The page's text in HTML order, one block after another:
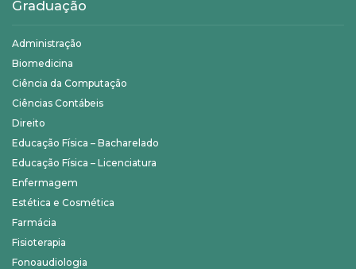
Graduação
Administração
Biomedicina
Ciência da Computação
Ciências Contábeis
Direito
Educação Física – Bacharelado
Educação Física – Licenciatura
Enfermagem
Estética e Cosmética
Farmácia
Fisioterapia
Fonoaudiologia